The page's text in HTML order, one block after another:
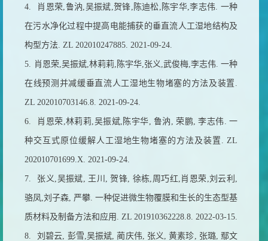
4. 肖恩荣 鲁汭 吴振斌 贺锋 陈迪松 陈宇华 ,李志伟 一种
在污水净化过程中提高电能捕获的垂直流人工湿地结构及
构型方法 . ZL 202010247885. 2021-09-24.
5. 肖恩荣 吴振斌 林莉莉 陈宇华 张义 武俊梅 李志伟 一种
在线预测并减缓垂直流人工湿地生物堵塞的方法及装置
ZL 202010703146.8. 2021-09-24.
6. 肖恩荣 林莉莉 吴振斌, 陈宇华 鲁汭 荣鹏 ,李志伟 .一
种交互式原位缓解人工湿地生物堵塞的方法及装置 . ZL
202010701699.X. 2021-09-24.
7. 张义 吴振斌 王川 ,贺锋 徐栋 周巧红 肖恩荣 刘云利
骆凤 刘子森 严攀 一种促进微生物覆膜和生长的生态型基
质材料及制备方法和应用 . ZL 201910362228.8. 2022-03-15.
8. 刘碧云 彭雪 吴振斌 蔺庆伟, 张义 ,黄素珍 张璐,鄢文